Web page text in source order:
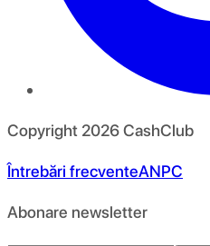
Copyright 2026CashClub
Întrebări frecventeANPC
Abonare newsletter